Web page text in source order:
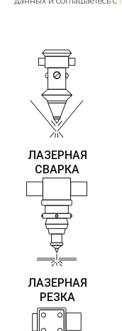
ЛАЗЕРНАЯ
СВАРКА
ЛАЗЕРНАЯ
РЕЗКА